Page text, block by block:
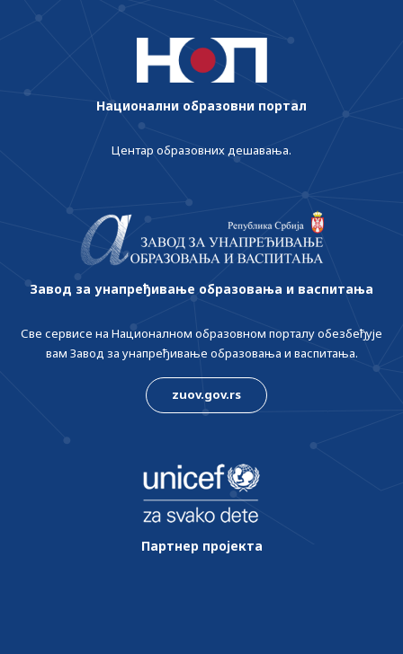
Национални образовни портал
Центар образовних дешавања.
Завод за унапређивање образовања и васпитања
Све сервисе на Националном образовном порталу обезбеђује
вам Завод за унапређивање образовања и васпитања.
zuov.gov.rs
Партнер пројекта